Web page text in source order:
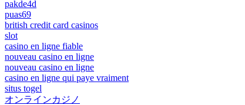
pakde4d
puas69
british credit card casinos
slot
casino en ligne fiable
nouveau casino en ligne
nouveau casino en ligne
casino en ligne qui paye vraiment
situs togel
オンラインカジノ